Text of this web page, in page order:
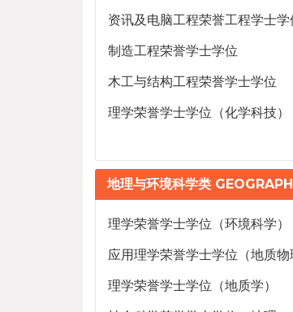
资讯及电脑工程荣誉工程学士学
制造工程荣誉学士学位
木工与结构工程荣誉学士学位
理学荣誉学士学位（化学科技）
地理与环境科学类
理学荣誉学士学位（环境科学）
应用理学荣誉学士学位（地质物
理学荣誉学士学位（地质学）